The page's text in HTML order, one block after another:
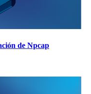
de Npcap